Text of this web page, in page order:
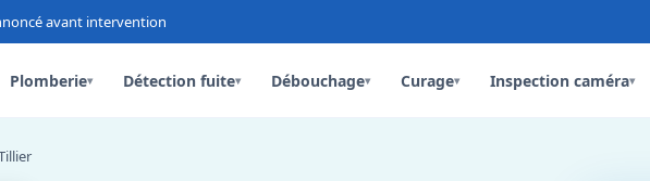
avant intervention
Plomberie▾ Détection fuite▾ Débouchage▾ Curage▾ Inspection caméra▾